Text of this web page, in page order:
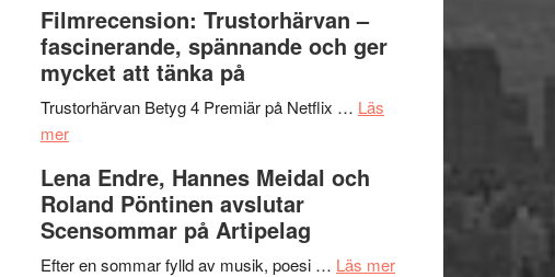
och
vidsträckta
Filmrecension: Trustorhärvan –
fascinerande, spännande och ger
mycket att tänka på
Trustorhärvan Betyg 4 Premiär på Netflix … Läs
merom
Trustorhärvan
–
fascinerande,
spännande
Lena Endre, Hannes Meidal och
Roland Pöntinen avslutar
Scensommar på Artipelag
Efter en sommar fylld av musik, poesi … Läs merom